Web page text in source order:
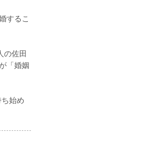
するこ
の佐田
「婚姻
始め